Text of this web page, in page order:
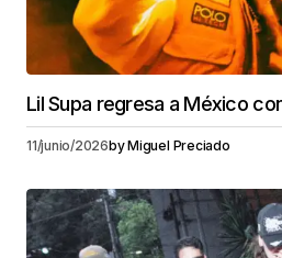
Lil Supa regresa a México
11/junio/2026byMiguel Preciado